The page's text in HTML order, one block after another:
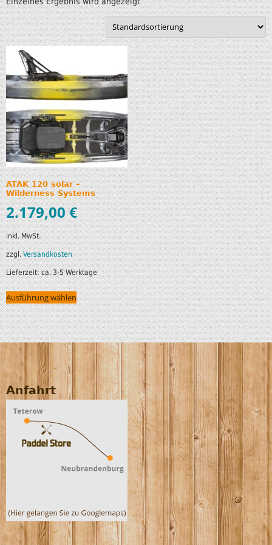
ATAK 120 solar –
Wilderness Systems
2.179,00€
inkl. MwSt.
zzgl.Versandkosten
Lieferzeit:ca. 3-5 Werktage
Ausführung wählen
Anfahrt